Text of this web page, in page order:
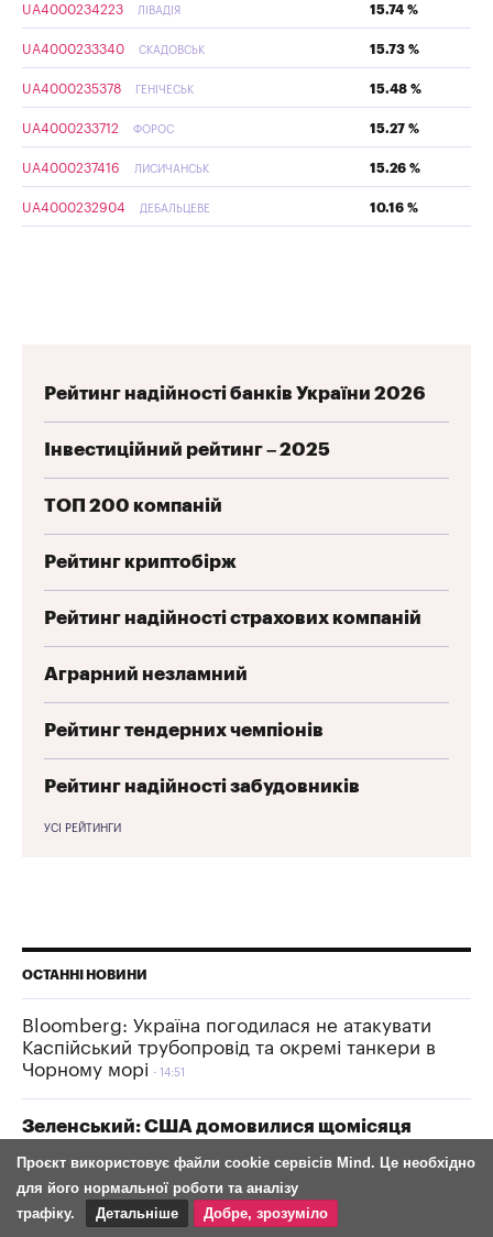
UA4000234223 ЛІВАДІЯ 15.74 %
UA4000233340 СКАДОВСЬК 15.73 %
UA4000235378 ГЕНІЧЕСЬК 15.48 %
UA4000233712 ФОРОС 15.27 %
UA4000237416 ЛИСИЧАНСЬК 15.26 %
UA4000232904 ДЕБАЛЬЦЕВЕ 10.16 %
Рейтинг надійності банків України 2026
Інвестиційний рейтинг – 2025
ТОП 200 компаній
Рейтинг криптобірж
Рейтинг надійності страхових компаній
Аграрний незламний
Рейтинг тендерних чемпіонів
Рейтинг надійності забудовників
УСІ РЕЙТИНГИ
ОСТАННІ НОВИНИ
Bloomberg: Україна погодилася не атакувати
Каспійський трубопровід та окремі танкери в
Чорному морі
14:51
Зеленський: США домовилися щомісяця
Patriot
14:43
Україна пройшла пік літньої спеки без відключень
Проєкт використовує файли cookie сервісів Mind. Це необхідно
для його нормальної роботи та аналізу
трафіку.
Детальніше Добре, зрозуміло